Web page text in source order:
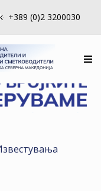
+389 (0)2 3200030